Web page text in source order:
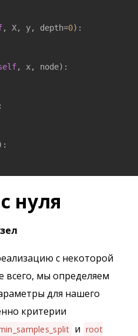
, X, y, depth=0) :
, x, node) :
:
:
нуля
с некоторой
всего, мы определяем
для нашего
критерии
и root